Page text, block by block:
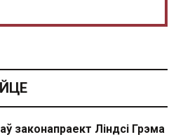
законапраект Ліндсі Грэма